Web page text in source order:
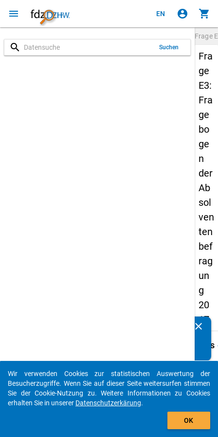
menu EN account_circle shopping_cart
search Suchen
Frage
Fra
ge
E3:
Fra
ge
bo
ge
n
der
Ab
sol
ven
ten
bef
rag
un
g
20
17
Details
E3
Wie
clear
auto_stories
add_shopping_cart
Wir verwenden Cookies zur statistischen Auswertung der
Besucherzugriffe. Wenn Sie auf dieser Seite weitersurfen stimmen
Sie der Cookie-Nutzung zu. Weitere Informationen zu Cookies
erhalten Sie in unserer Datenschutzerkärung.
OK